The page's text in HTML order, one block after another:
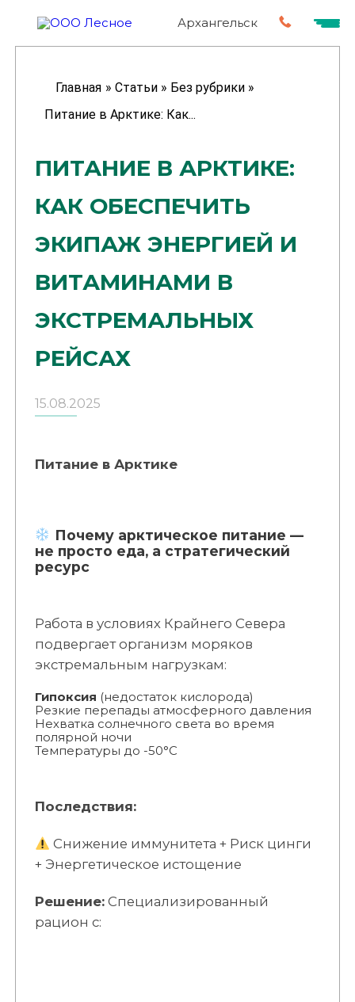
Архангельск
Главная » Статьи » Без рубрики »
Питание в Арктике: Как...
ПИТАНИЕ В АРКТИКЕ:
КАК ОБЕСПЕЧИТЬ
ЭКИПАЖ ЭНЕРГИЕЙ И
ВИТАМИНАМИ В
ЭКСТРЕМАЛЬНЫХ
РЕЙСАХ
15.08.2025
Питание в Арктике
Почему арктическое питание —
не просто еда, а стратегический
ресурс
Работа в условиях Крайнего Севера
подвергает организм моряков
экстремальным нагрузкам:
Гипоксия (недостаток кислорода)
Резкие перепады атмосферного давления
Нехватка солнечного света во время
полярной ночи
Температуры до -50°C
Последствия:
Снижение иммунитета + Риск цинги
+ Энергетическое истощение
Решение:Специализированный
рацион с: